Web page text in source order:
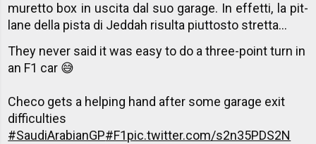
muretto box in uscita dal suo garage. In effetti, la pit-
lane della pista di Jeddah risulta piuttosto stretta...
They never said it was easy to do a three-point turn in
an F1 car 😅
Checo gets a helping hand after some garage exit
difficulties
#SaudiArabianGP#F1pic.twitter.com/s2n35PDS2N